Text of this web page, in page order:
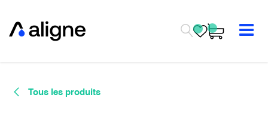
Tous les produits